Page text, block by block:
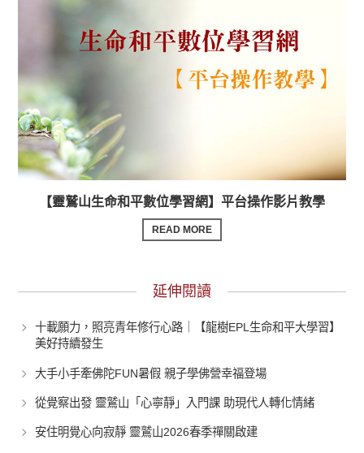
【靈鷲山生命和平數位學習網】平台操作影片教學
READ MORE
延伸閱讀
十載願力，照亮青年修行心路｜【龍樹EPL生命和平大學習】
美好持續發生
大手小手牽佛陀FUN暑假 親子學佛營幸福登場
從覺察出發 靈鷲山「心寧靜」入門課 助現代人轉化情緒
安住明覺心向寂靜 靈鷲山2026春季禪關啟建